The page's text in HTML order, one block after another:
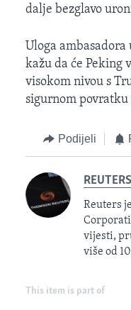
dalje bezglavo
Uloga
kažu da će Peking
visokom nivou s
sigurnom
Podijeli
REUTERS
Reuters
vijesti,
više od
This item is part of